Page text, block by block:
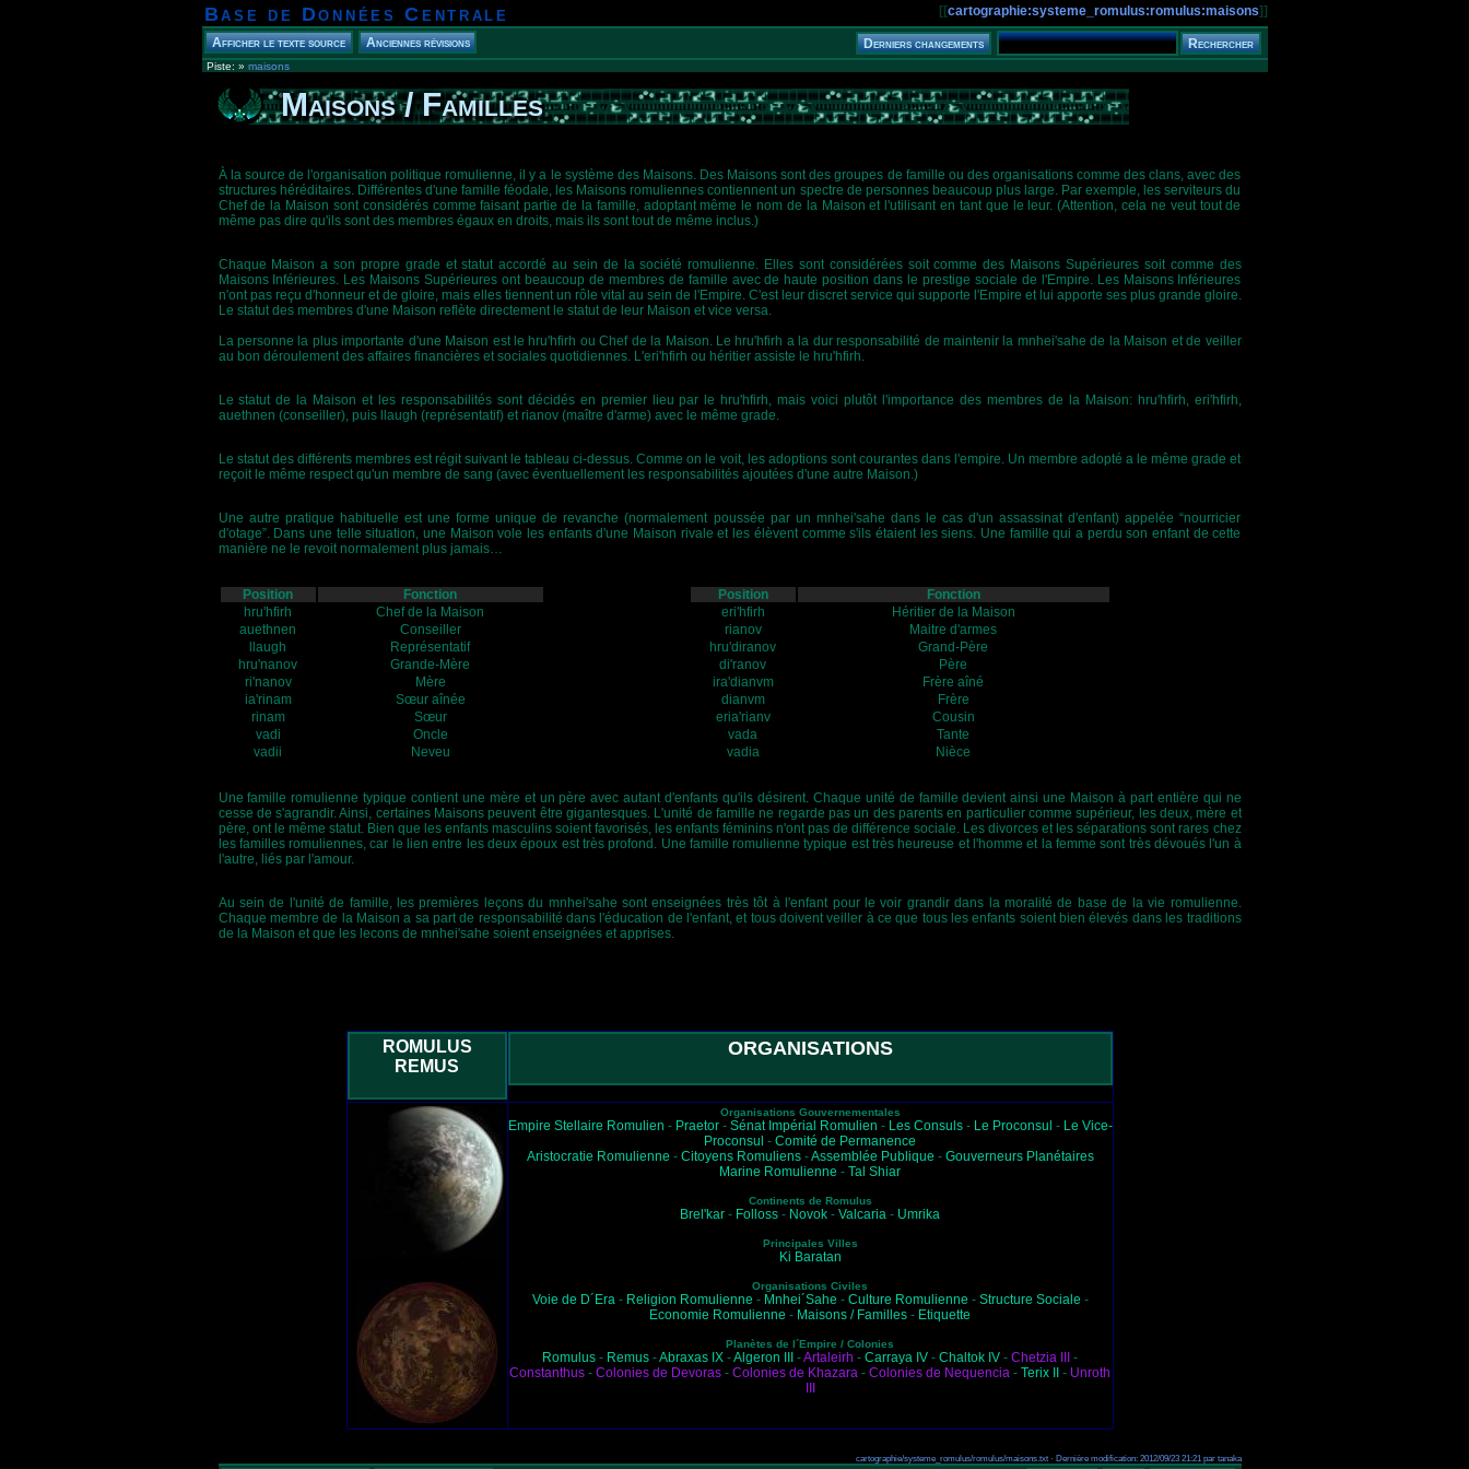
[[cartographie:systeme_romulus:romulus:maisons]]
Base de Données Centrale
Piste: » maisons
Maisons / Familles
À la source de l'organisation politique romulienne, il y a le système des Maisons. Des Maisons sont des groupes de famille ou des organisations comme des clans, avec des
structures héréditaires. Différentes d'une famille féodale, les Maisons romuliennes contiennent un spectre de personnes beaucoup plus large. Par exemple, les serviteurs du
Chef de la Maison sont considérés comme faisant partie de la famille, adoptant même le nom de la Maison et l'utilisant en tant que le leur. (Attention, cela ne veut tout de
même pas dire qu'ils sont des membres égaux en droits, mais ils sont tout de même inclus.)
Chaque Maison a son propre grade et statut accordé au sein de la société romulienne. Elles sont considérées soit comme des Maisons Supérieures soit comme des
Maisons Inférieures. Les Maisons Supérieures ont beaucoup de membres de famille avec de haute position dans le prestige sociale de l'Empire. Les Maisons Inférieures
n'ont pas reçu d'honneur et de gloire, mais elles tiennent un rôle vital au sein de l'Empire. C'est leur discret service qui supporte l'Empire et lui apporte ses plus grande gloire.
Le statut des membres d'une Maison reflète directement le statut de leur Maison et vice versa.
La personne la plus importante d'une Maison est le hru'hfirh ou Chef de la Maison. Le hru'hfirh a la dur responsabilité de maintenir la mnhei'sahe de la Maison et de veiller
au bon déroulement des affaires financières et sociales quotidiennes. L'eri'hfirh ou héritier assiste le hru'hfirh.
Le statut de la Maison et les responsabilités sont décidés en premier lieu par le hru'hfirh, mais voici plutôt l'importance des membres de la Maison: hru'hfirh, eri'hfirh,
auethnen (conseiller), puis llaugh (représentatif) et rianov (maître d'arme) avec le même grade.
Le statut des différents membres est régit suivant le tableau ci-dessus. Comme on le voit, les adoptions sont courantes dans l'empire. Un membre adopté a le même grade et
reçoit le même respect qu'un membre de sang (avec éventuellement les responsabilités ajoutées d'une autre Maison.)
Une autre pratique habituelle est une forme unique de revanche (normalement poussée par un mnhei'sahe dans le cas d'un assassinat d'enfant) appelée “nourricier
d'otage”. Dans une telle situation, une Maison vole les enfants d'une Maison rivale et les élèvent comme s'ils étaient les siens. Une famille qui a perdu son enfant de cette
manière ne le revoit normalement plus jamais…
Position Fonction Position
Fonction
hru'hfirh
Chef de la Maison eri'hfirh
Héritier de la Maison
auethnen
Conseiller rianov
Maitre d'armes
llaugh
Représentatif hru'diranov
Grand-Père
hru'nanov
Grande-Mère di'ranov
Père
ri'nanov
Mère ira'dianvm
Frère aîné
ia'rinam
Sœur aînée dianvm
Frère
rinam
Sœur eria'rianv
Cousin
vadi
Oncle vada
Tante
vadii
Neveu vadia Nièce
Une famille romulienne typique contient une mère et un père avec autant d'enfants qu'ils désirent. Chaque unité de famille devient ainsi une Maison à part entière qui ne
cesse de s'agrandir. Ainsi, certaines Maisons peuvent être gigantesques. L'unité de famille ne regarde pas un des parents en particulier comme supérieur, les deux, mère et
père, ont le même statut. Bien que les enfants masculins soient favorisés, les enfants féminins n'ont pas de différence sociale. Les divorces et les séparations sont rares chez
les familles romuliennes, car le lien entre les deux époux est très profond. Une famille romulienne typique est très heureuse et l'homme et la femme sont très dévoués l'un à
l'autre, liés par l'amour.
Au sein de l'unité de famille, les premières leçons du mnhei'sahe sont enseignées très tôt à l'enfant pour le voir grandir dans la moralité de base de la vie romulienne.
Chaque membre de la Maison a sa part de responsabilité dans l'éducation de l'enfant, et tous doivent veiller à ce que tous les enfants soient bien élevés dans les traditions
de la Maison et que les lecons de mnhei'sahe soient enseignées et apprises.
ROMULUS
REMUS
ORGANISATIONS
Organisations Gouvernementales
Empire Stellaire Romulien - Praetor- Sénat Impérial Romulien - Les Consuls- Le Proconsul - Le Vice-
Proconsul - Comité de Permanence
Aristocratie Romulienne - Citoyens Romuliens-Assemblée Publique - Gouverneurs Planétaires
Marine Romulienne - Tal Shiar
Continents de Romulus
Brel'kar - Folloss - Novok - Valcaria - Umrika
Principales Villes
Ki Baratan
Organisations Civiles
Voie de D´Era- Religion Romulienne - Mnhei´Sahe - Culture Romulienne - Structure Sociale -
Economie Romulienne - Maisons / Familles - Etiquette
Planètes de l´Empire / Colonies
Romulus - Remus -Abraxas IX -Algeron III -Artaleirh - Carraya IV - Chaltok IV - Chetzia III
-
Constanthus - Colonies de Devoras - Colonies de Khazara - Colonies de Nequencia - Terix II - Unroth
cartographie/systeme_romulus/romulus/maisons.txt · Dernière modification: 2012/09/23 21:21 par tanaka